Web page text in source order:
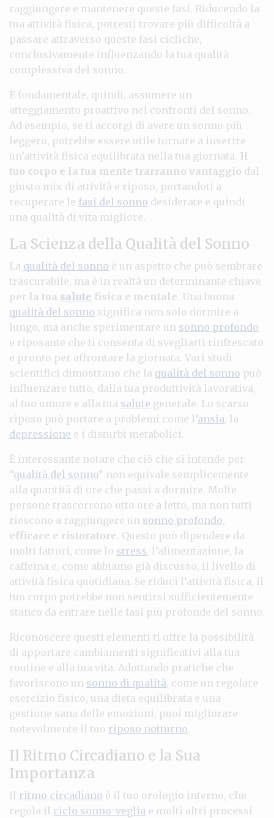
raggiungere e mantenere queste fasi. Riducendo la
tua attività fisica, potresti trovare più difficoltà a
passare attraverso queste fasi cicliche,
conclusivamente influenzando la tua qualità
complessiva del sonno.
È fondamentale, quindi, assumere un
atteggiamento proattivo nei confronti del sonno.
Ad esempio, se ti accorgi di avere un sonno più
leggero, potrebbe essere utile tornare a inserire
un’attività fisica equilibrata nella tua giornata. Il
tuo corpo e la tua mente trarranno vantaggio dal
giusto mix di attività e riposo, portandoti a
recuperare le fasi del sonno desiderate e quindi
una qualità di vita migliore.
La Scienza della Qualità del Sonno
La qualità del sonno è un aspetto che può sembrare
trascurabile, ma è in realtà un determinante chiave
per la tua salute fisica e mentale. Una buona
qualità del sonno significa non solo dormire a
lungo, ma anche sperimentare un sonno profondo
e riposante che ti consenta di svegliarti rinfrescato
e pronto per affrontare la giornata. Vari studi
scientifici dimostrano che la qualità del sonno può
influenzare tutto, dalla tua produttività lavorativa,
al tuo umore e alla tua salute generale. Lo scarso
riposo può portare a problemi come l’ansia, la
depressione e i disturbi metabolici.
È interessante notare che ciò che si intende per
“qualità del sonno” non equivale semplicemente
alla quantità di ore che passi a dormire. Molte
persone trascorrono otto ore a letto, ma non tutti
riescono a raggiungere un sonno profondo,
efficace e ristoratore. Questo può dipendere da
molti fattori, come lo stress, l’alimentazione, la
caffeina e, come abbiamo già discusso, il livello di
attività fisica quotidiana. Se riduci l’attività fisica, il
tuo corpo potrebbe non sentirsi sufficientemente
stanco da entrare nelle fasi più profonde del sonno.
Riconoscere questi elementi ti offre la possibilità
di apportare cambiamenti significativi alla tua
routine e alla tua vita. Adottando pratiche che
favoriscono un sonno di qualità, come un regolare
esercizio fisico, una dieta equilibrata e una
gestione sana delle emozioni, puoi migliorare
notevolmente il tuo riposo notturno.
Il Ritmo Circadiano e la Sua
Importanza
Il ritmo circadiano è il tuo orologio interno, che
regola il ciclo sonno-veglia e molti altri processi